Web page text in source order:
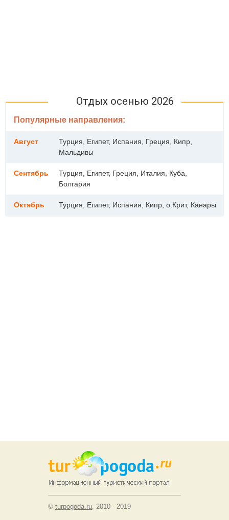
Отдых осенью 2026
Популярные направления:
Август
Турция, Египет, Испания, Греция, Кипр,
Мальдивы
Сентябрь
Турция, Египет, Греция, Италия, Куба,
Болгария
Октябрь Турция, Египет, Испания, Кипр, о.Крит, Канары
© turpogoda.ru, 2010 - 2019